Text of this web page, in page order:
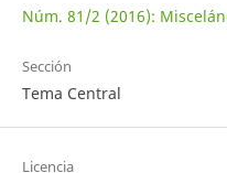
Núm. 81/2 (2016):
Sección
Tema Central
Licencia